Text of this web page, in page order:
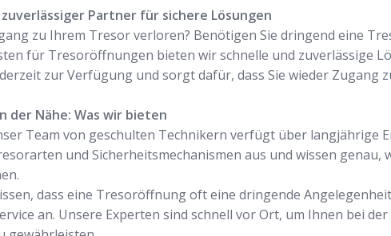
Partner für sichere Lösungen
zu Ihrem Tresor verloren? Benötigen Sie dringend eine
für Tresoröffnungen bieten wir schnelle und zuverlässige
zur Verfügung und sorgt dafür, dass Sie wieder Zugang
der Nähe: Was wir bieten
Team von geschulten Technikern verfügt über langjährige
und Sicherheitsmechanismen aus und wissen
dass eine Tresoröffnung oft eine dringende
an. Unsere Experten sind schnell vor Ort, um Ihnen bei